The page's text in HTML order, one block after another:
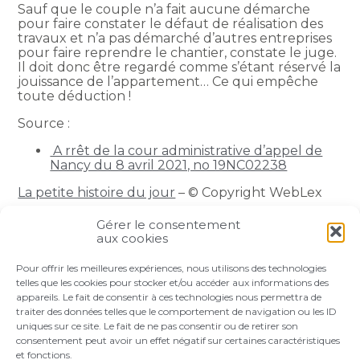
Gérer le consentement
aux cookies
Pour offrir les meilleures expériences, nous utilisons des technologies
telles que les cookies pour stocker et/ou accéder aux informations des
appareils. Le fait de consentir à ces technologies nous permettra de
traiter des données telles que le comportement de navigation ou les ID
uniques sur ce site. Le fait de ne pas consentir ou de retirer son
consentement peut avoir un effet négatif sur certaines caractéristiques
et fonctions.
Sauf que le couple n’a fait aucune démarche
pour faire constater le défaut de réalisation des
travaux et n’a pas démarché d’autres entreprises
pour faire reprendre le chantier, constate le juge.
Il doit donc être regardé comme s’étant réservé la
jouissance de l’appartement… Ce qui empêche
toute déduction !
Source :
A rrêt de la cour administrative d’appel de
Nancy du 8 avril 2021, no 19NC02238
La petite histoire du jour – © Copyright WebLex
FaceBook
TwitterLinkedIn